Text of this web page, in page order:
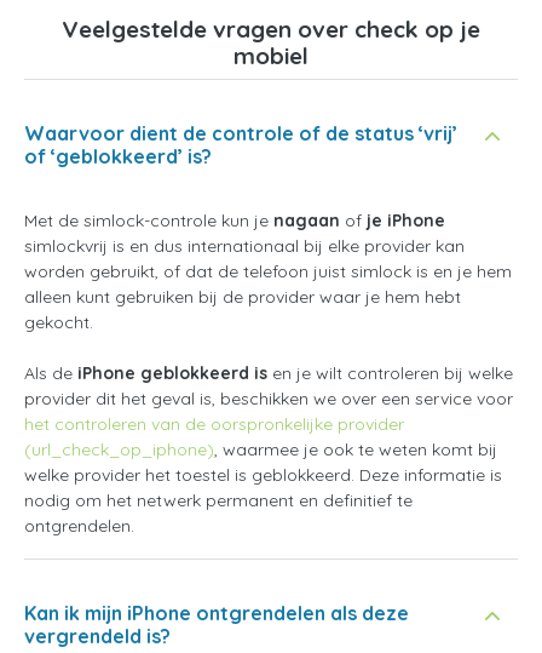
Veelgestelde vragen over check op je
mobiel
Waarvoor dient de controle of de status ‘vrij’
of ‘geblokkeerd’ is?
Met de simlock-controle kun je nagaan of je iPhone
simlockvrij is en dus internationaal bij elke provider kan
worden gebruikt, of dat de telefoon juist simlock is en je hem
alleen kunt gebruiken bij de provider waar je hem hebt
gekocht.
Als de iPhone geblokkeerd is en je wilt controleren bij welke
provider dit het geval is, beschikken we over een service voor
het controleren van de oorspronkelijke provider
(url_check_op_iphone), waarmee je ook te weten komt bij
welke provider het toestel is geblokkeerd. Deze informatie is
nodig om het netwerk permanent en definitief te
ontgrendelen.
Kan ik mijn iPhone ontgrendelen als deze
vergrendeld is?